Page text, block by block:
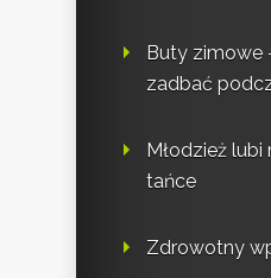
Buty zimowe
zadbać
Młodzież
tańce
Zdrowotny